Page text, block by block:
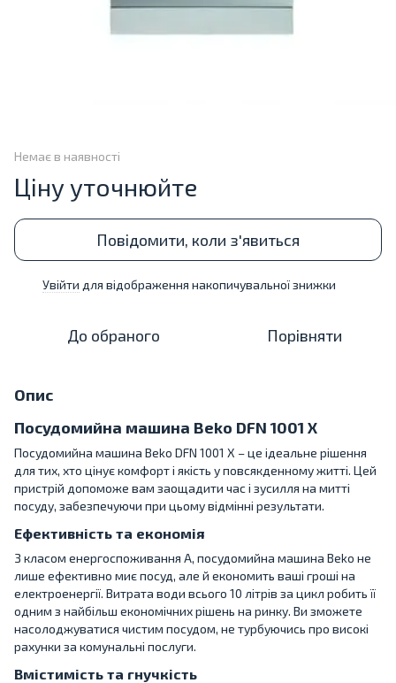
Немає в наявності
Ціну уточнюйте
Повідомити, коли з'явиться
Увійти для відображення накопичувальної знижки
До обраного Порівняти
Опис
Посудомийна машина Beko DFN 1001 X
Посудомийна машина Beko DFN 1001 X – це ідеальне рішення
для тих, хто цінує комфорт і якість у повсякденному житті. Цей
пристрій допоможе вам заощадити час і зусилля на митті
посуду, забезпечуючи при цьому відмінні результати.
Ефективність та економія
З класом енергоспоживання А, посудомийна машина Beko не
лише ефективно миє посуд, але й економить ваші гроші на
електроенергії. Витрата води всього 10 літрів за цикл робить її
одним з найбільш економічних рішень на ринку. Ви зможете
насолоджуватися чистим посудом, не турбуючись про високі
рахунки за комунальні послуги.
Вмістимість та гнучкість